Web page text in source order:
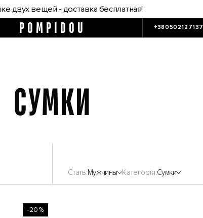
двух вещей - доставка бесплатная!
POMPIDOU +380502127137
СУМКИ
Стать Мужчины Категорія Сумки
-20%